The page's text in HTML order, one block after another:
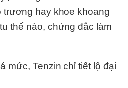
trương hay khoe khoang
thế nào, chứng đắc làm
mức, Tenzin chỉ tiết lộ đại